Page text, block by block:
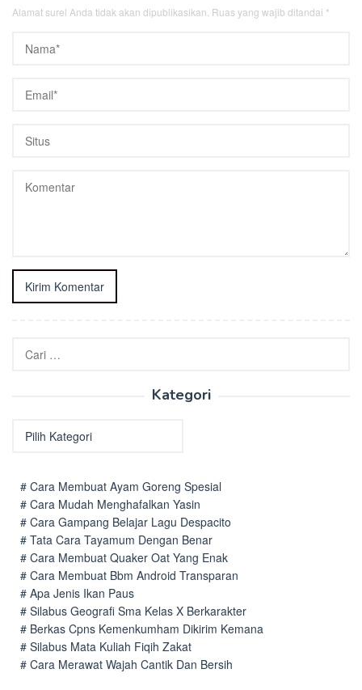
Alamat surel Anda tidak akan dipublikasikan. Ruas yang wajib ditandai *
Cari
untuk:
Kategori
Kategori
# Cara Membuat Ayam Goreng Spesial
# Cara Mudah Menghafalkan Yasin
# Cara Gampang Belajar Lagu Despacito
# Tata Cara Tayamum Dengan Benar
# Cara Membuat Quaker Oat Yang Enak
# Cara Membuat Bbm Android Transparan
# Apa Jenis Ikan Paus
# Silabus Geografi Sma Kelas X Berkarakter
# Berkas Cpns Kemenkumham Dikirim Kemana
# Silabus Mata Kuliah Fiqih Zakat
# Cara Merawat Wajah Cantik Dan Bersih